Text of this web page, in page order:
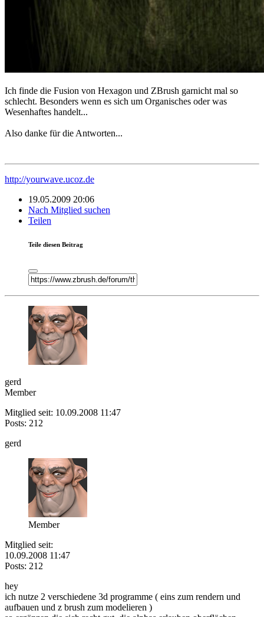
Ich finde die Fusion von Hexagon und ZBrush garnicht mal so
schlecht. Besonders wenn es sich um Organisches oder was
Wesenhaftes handelt...
Also danke für die Antworten...
http://yourwave.ucoz.de
19.05.2009 20:06
Nach Mitglied suchen
Teilen
Teile diesen Beitrag
gerd
Member
Mitglied seit: 10.09.2008 11:47
Posts: 212
gerd
Member
Mitglied seit:
10.09.2008 11:47
Posts: 212
hey
ich nutze 2 verschiedene 3d programme ( eins zum rendern und
aufbauen und z brush zum modelieren )